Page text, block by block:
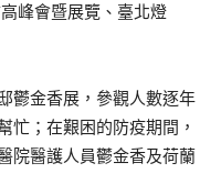
峰會暨展覽、臺北燈
鬱金香展，參觀人數逐年
忙；在艱困的防疫期間，
院醫護人員鬱金香及荷蘭